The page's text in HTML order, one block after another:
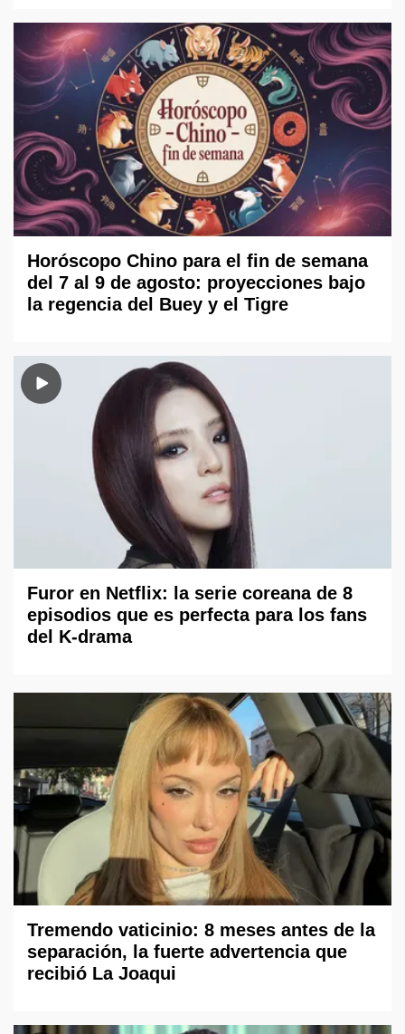
Horóscopo Chino para el fin de semana
del 7 al 9 de agosto: proyecciones bajo
la regencia del Buey y el Tigre
Furor en Netflix: la serie coreana de 8
episodios que es perfecta para los fans
del K-drama
Tremendo vaticinio: 8 meses antes de la
separación, la fuerte advertencia que
recibió La Joaqui